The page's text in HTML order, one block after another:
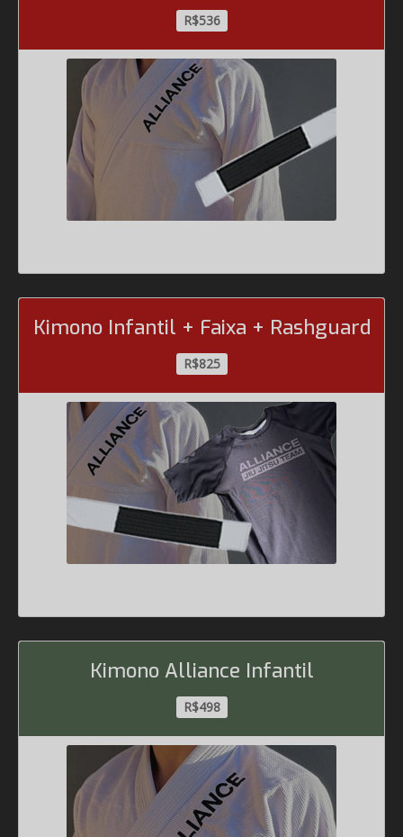
R$536
Kimono Infantil + Faixa + Rashguard
R$825
Kimono Alliance Infantil
R$498